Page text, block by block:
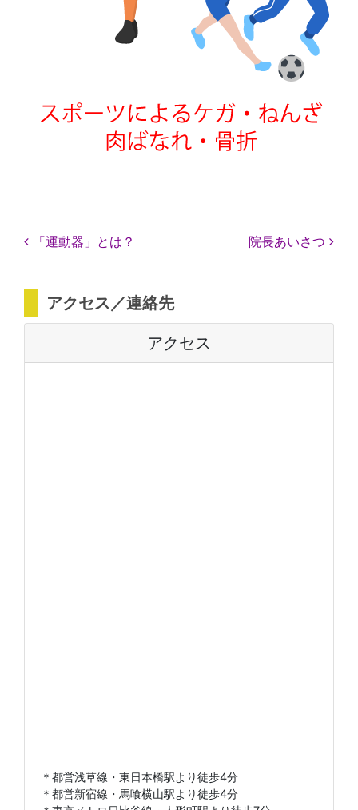
投稿ナビゲーション
「運動器」とは？ 院長あいさつ
アクセス／連絡先
アクセス
＊都営浅草線・東日本橋駅より徒歩4分
＊都営新宿線・馬喰横山駅より徒歩4分